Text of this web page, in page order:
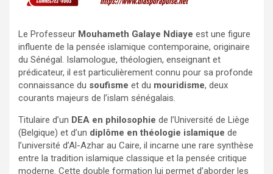
Le Professeur Mouhameth Galaye Ndiaye est une figure
influente de la pensée islamique contemporaine, originaire
du Sénégal. Islamologue, théologien, enseignant et
prédicateur, il est particulièrement connu pour sa profonde
connaissance du soufisme et du mouridisme, deux
courants majeurs de l’islam sénégalais.
Titulaire d’un DEA en philosophie de l’Université de Liège
(Belgique) et d’un diplôme en théologie islamique de
l’université d’Al-Azhar au Caire, il incarne une rare synthèse
entre la tradition islamique classique et la pensée critique
moderne. Cette double formation lui permet d’aborder les